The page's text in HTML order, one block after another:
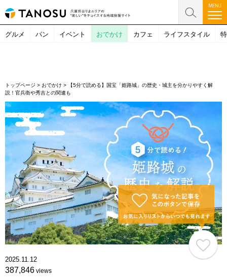
グルメ パン イベント おでかけ カフェ ライフスタイル
トップページ > おでかけ >
【5分で読める】国宝「姫路城」の歴史・城主を分かりやすく解
説！官兵衛や秀吉との関連も
2025.11.12
387,846 views